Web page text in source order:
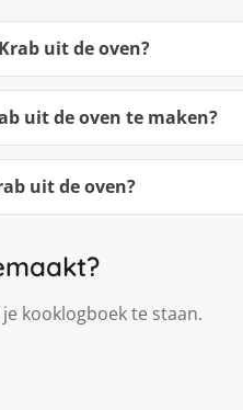
uit de oven?
uit de oven te maken?
uit de oven?
kooklogboek te staan.